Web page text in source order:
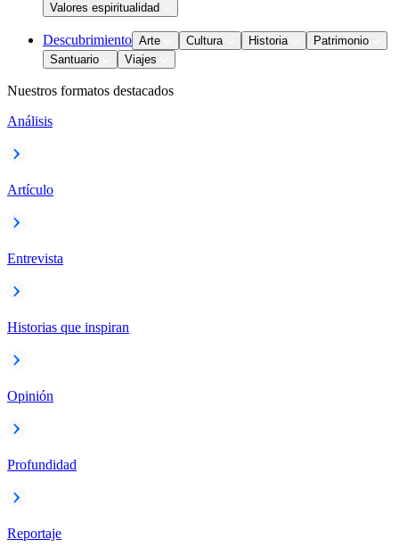
Valores espiritualidad
Descubrimiento Arte Cultura Historia
Patrimonio
Santuario
Viajes
Nuestros formatos destacados
Análisis
Artículo
Entrevista
Historias que inspiran
Opinión
Profundidad
Reportaje